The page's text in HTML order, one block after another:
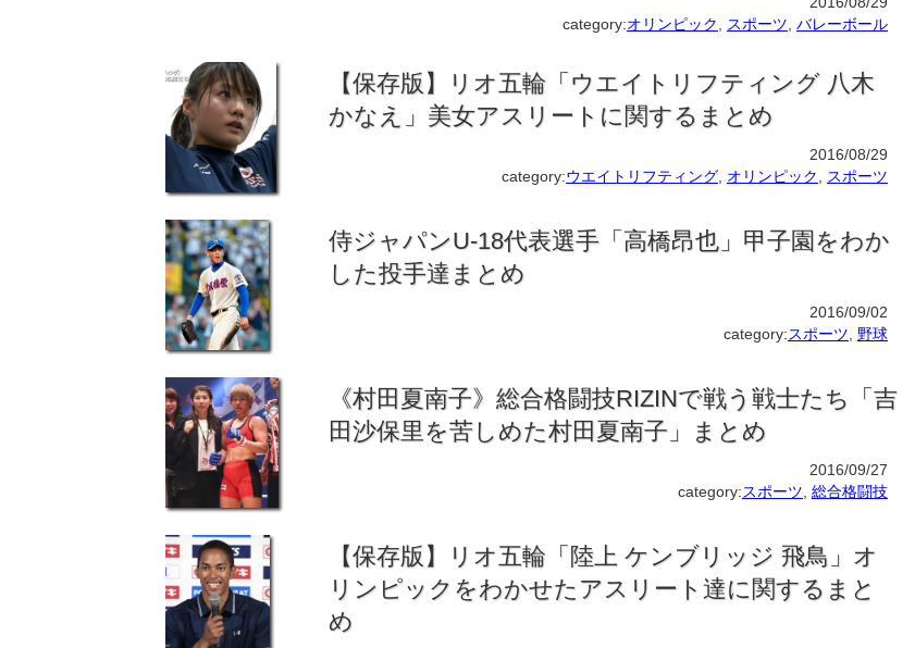
category:オリンピック スポーツ バレーボール
【保存版】リオ五輪「ウエイトリフティング 八木
かなえ」美女アスリートに関するまとめ
2016/08/29
category:ウエイトリフティング オリンピック スポーツ
侍ジャパンU-18代表選手「高橋昂也」甲子園をわか
した投手達まとめ
2016/09/02
category:スポーツ 野球
《村田夏南子》総合格闘技RIZINで戦う戦士たち「吉
田沙保里を苦しめた村田夏南子」まとめ
2016/09/27
category:スポーツ 総合格闘技
【保存版】リオ五輪「陸上 ケンブリッジ 飛鳥」オ
リンピックをわかせたアスリート達に関するまと
め